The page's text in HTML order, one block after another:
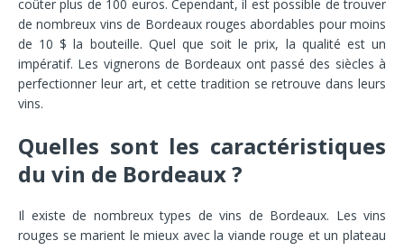
coûter plus de 100 euros. Cependant, il est possible de trouver
de nombreux vins de Bordeaux rouges abordables pour moins
de 10 $ la bouteille. Quel que soit le prix, la qualité est un
impératif. Les vignerons de Bordeaux ont passé des siècles à
perfectionner leur art, et cette tradition se retrouve dans leurs
vins.
Quelles sont les caractéristiques
du vin de Bordeaux ?
Il existe de nombreux types de vins de Bordeaux. Les vins
rouges se marient le mieux avec la viande rouge et un plateau